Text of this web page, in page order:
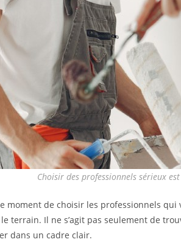
Choisir des professionnels sérieux
moment de choisir les professionnels
terrain. Il ne s’agit pas seulement de
dans un cadre clair.